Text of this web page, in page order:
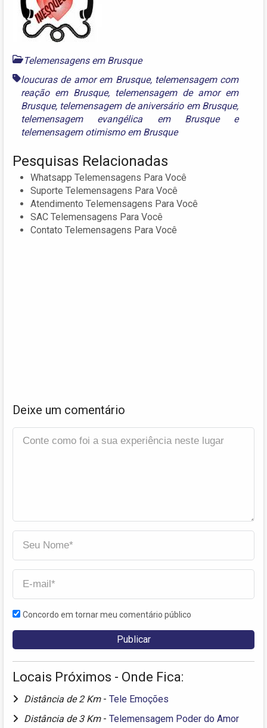
Telemensagens em Brusque
loucuras de amor em Brusque, telemensagem com
reação em Brusque, telemensagem de amor em
Brusque, telemensagem de aniversário em Brusque,
telemensagem evangélica em Brusquee
telemensagem otimismo em Brusque
Pesquisas Relacionadas
Whatsapp Telemensagens Para Você
Suporte Telemensagens Para Você
Atendimento Telemensagens Para Você
SAC Telemensagens Para Você
Contato Telemensagens Para Você
Deixe um comentário
Concordo em tornar meu comentário público
Locais Próximos - Onde Fica:
Distância de 2 Km - Tele Emoções
Distância de 3 Km - Telemensagem Poder do Amor